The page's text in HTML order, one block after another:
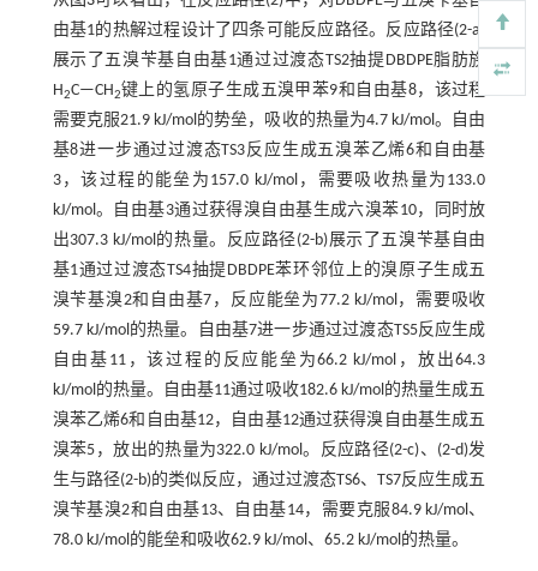
由基1的热解过程设计了四条可能反应路径。反应路径(2-a)
展示了五溴苄基自由基1通过过渡态TS2抽提DBDPE脂肪族
H2C—CH2键上的氢原子生成五溴甲苯9和自由基8，该过程
需要克服21.9 kJ/mol的势垒，吸收的热量为4.7 kJ/mol。自由
基8进一步通过过渡态TS3反应生成五溴苯乙烯6和自由基
3，该过程的能垒为157.0 kJ/mol，需要吸收热量为133.0
kJ/mol。自由基3通过获得溴自由基生成六溴苯10，同时放
出307.3 kJ/mol的热量。反应路径(2-b)展示了五溴苄基自由
基1通过过渡态TS4抽提DBDPE苯环邻位上的溴原子生成五
溴苄基溴2和自由基7，反应能垒为77.2 kJ/mol，需要吸收
59.7 kJ/mol的热量。自由基7进一步通过过渡态TS5反应生成
自由基11，该过程的反应能垒为66.2 kJ/mol，放出64.3
kJ/mol的热量。自由基11通过吸收182.6 kJ/mol的热量生成五
溴苯乙烯6和自由基12，自由基12通过获得溴自由基生成五
溴苯5，放出的热量为322.0 kJ/mol。反应路径(2-c)、(2-d)发
生与路径(2-b)的类似反应，通过过渡态TS6、TS7反应生成五
溴苄基溴2和自由基13、自由基14，需要克服84.9 kJ/mol、
78.0 kJ/mol的能垒和吸收62.9 kJ/mol、65.2 kJ/mol的热量。